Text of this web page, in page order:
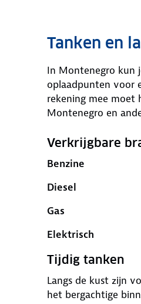
Tanken en
In Montenegro kun
oplaadpunten voor
rekening mee moet
Montenegro en
Verkrijgbare
Benzine
Diesel
Gas
Elektrisch
Tijdig tanken
Langs de kust zijn
het bergachtige